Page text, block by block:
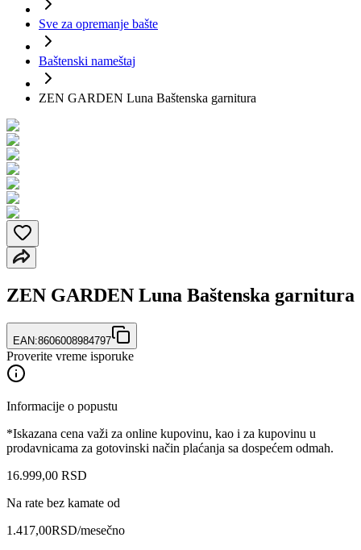
Sve za opremanje bašte
Baštenski nameštaj
ZEN GARDEN Luna Baštenska garnitura
ZEN GARDEN Luna Baštenska garnitura
EAN:8606008984797
Proverite vreme isporuke
Informacije o popustu
*Iskazana cena važi za online kupovinu, kao i za kupovinu u
prodavnicama za gotovinski način plaćanja sa dospećem odmah.
16.999,00 RSD
Na rate bez kamate od
1.417,00RSD/mesečno